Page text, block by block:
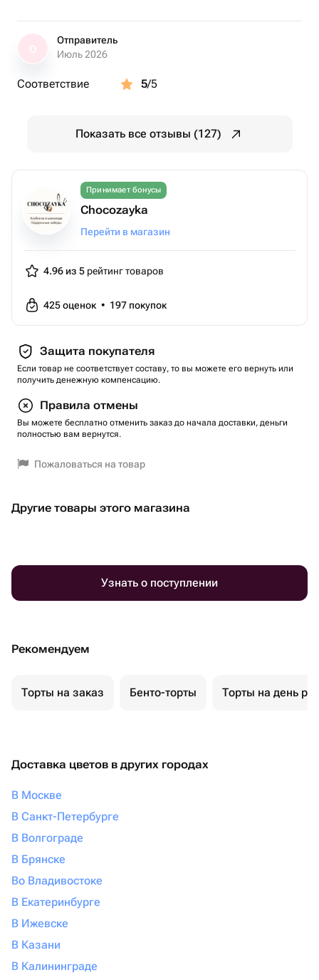
Отправитель
Июль 2026
Соответствие 5/5
Показать все отзывы (127)
Принимает бонусы
Chocozayka
Перейти в магазин
4.96 из 5 рейтинг товаров
425оценок • 197 покупок
Защита покупателя
Если товар не соответствует составу, то вы можете его вернуть или
получить денежную компенсацию.
Правила отмены
Вы можете бесплатно отменить заказ до начала доставки, деньги
полностью вам вернутся.
Пожаловаться на товар
Другие товары этого магазина
Узнать о поступлении
Рекомендуем
Торты на заказ Бенто-торты Торты на день
Доставка цветов в других городах
В Москве
В Санкт-Петербурге
В Волгограде
В Брянске
Во Владивостоке
В Екатеринбурге
В Ижевске
В Казани
В Калининграде